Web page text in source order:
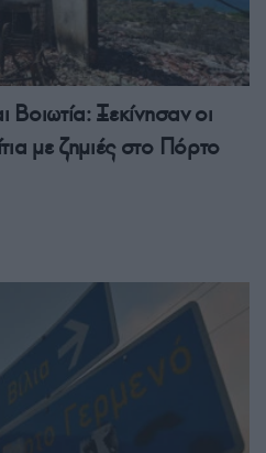
Βοιωτία: Ξεκίνησαν οι
με ζημιές στο Πόρτο